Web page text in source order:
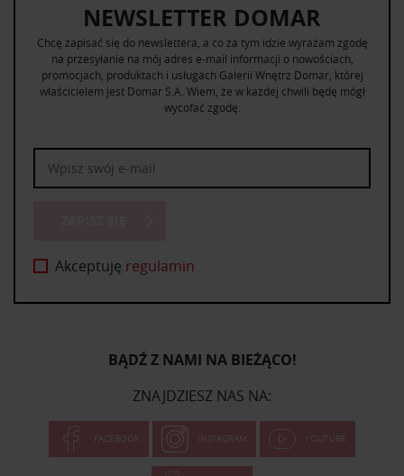
NEWSLETTER DOMAR
Chcę zapisać się do newslettera, a co za tym idzie wyrażam zgodę
na przesyłanie na mój adres e-mail informacji o nowościach,
promocjach, produktach i usługach Galerii Wnętrz Domar, której
właścicielem jest Domar S.A. Wiem, że w każdej chwili będę mógł
wycofać zgodę.
Akceptuję regulamin
BĄDŹ Z NAMI NA BIEŻĄCO!
ZNAJDZIESZ NAS NA:
FACEBOOK INSTAGRAM YOUTUBE